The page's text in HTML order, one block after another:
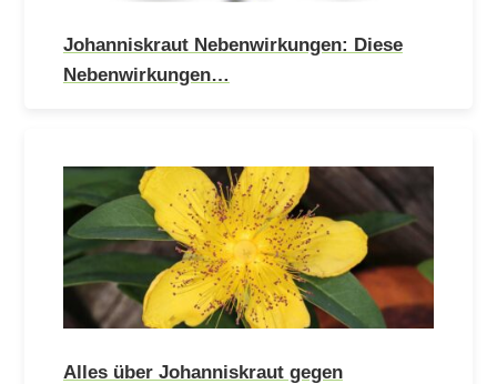
Johanniskraut Nebenwirkungen: Diese
Nebenwirkungen…
Alles über Johanniskraut gegen